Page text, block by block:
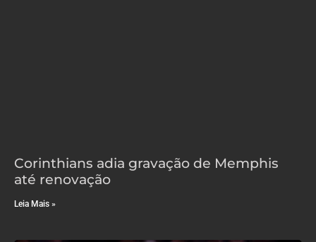
Corinthians adia gravação de Memphis
até renovação
Leia Mais »